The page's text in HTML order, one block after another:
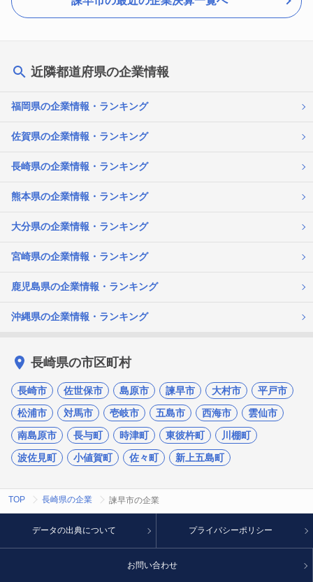
近隣都道府県の企業情報
福岡県の企業情報・ランキング
佐賀県の企業情報・ランキング
長崎県の企業情報・ランキング
熊本県の企業情報・ランキング
大分県の企業情報・ランキング
宮崎県の企業情報・ランキング
鹿児島県の企業情報・ランキング
沖縄県の企業情報・ランキング
長崎県の市区町村
長崎市 佐世保市 島原市 諫早市 大村市
平戸市
松浦市
対馬市 壱岐市 五島市 西海市
雲仙市
南島原市
長与町 時津町 東彼杵町
川棚町
波佐見町
小値賀町 佐々町 新上五島町
TOP 長崎県の企業 諫早市の企業
データの出典について プライバシーポリシー
お問い合わせ